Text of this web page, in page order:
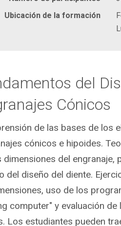
Ubicación de la formación
del
Cónicos
de las bases de los
cónicos e hipoides.
dimensiones del
del diseño del diente.
uso de los
computer" y evaluación
Los estudiantes pueden